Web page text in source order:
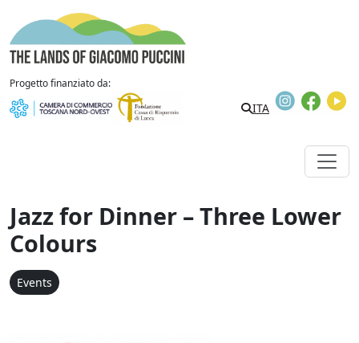
Skip to content
Progetto finanziato da:
ITA
Instagram
Jazz for Dinner – Three Lower
Colours
Events